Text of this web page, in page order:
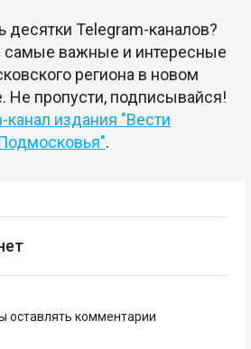
десятки Telegram-каналов?
важные и интересные
региона в новом
Не пропусти, подписывайся!
канал издания "Вести
.
оставлять комментарии